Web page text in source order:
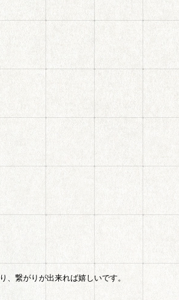
、繋がりが出来れば嬉しいです。